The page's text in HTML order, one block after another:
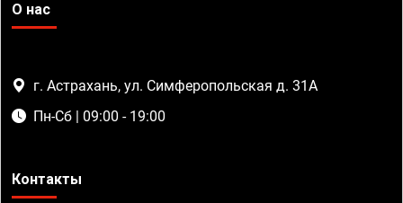
О нас
г. Астрахань, ул. Симферопольская д. 31А
Пн-Сб | 09:00 - 19:00
Контакты